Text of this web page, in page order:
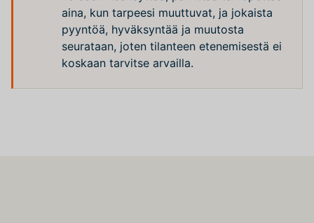
aina, kun tarpeesi muuttuvat, ja jokaista
pyyntöä, hyväksyntää ja muutosta
seurataan, joten tilanteen etenemisestä ei
koskaan tarvitse arvailla.